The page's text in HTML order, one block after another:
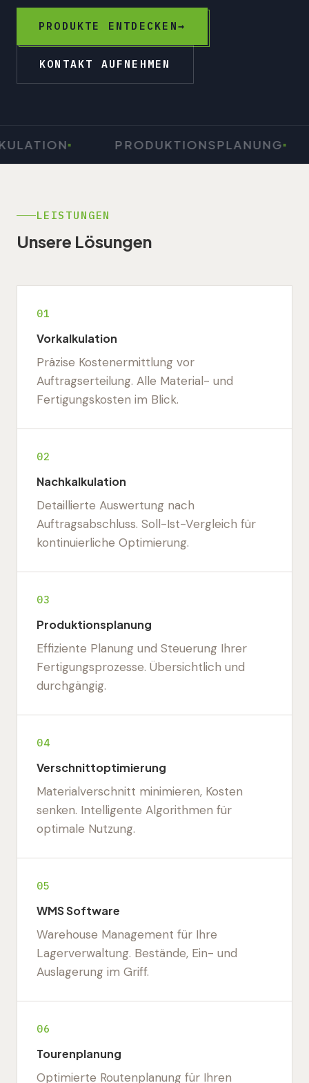
PRODUKTE ENTDECKEN→
KONTAKT AUFNEHMEN
PRODUKTIONSPLANUNG
LEISTUNGEN
Unsere Lösungen
01
Vorkalkulation
Präzise Kostenermittlung vor
Auftragserteilung. Alle Material- und
Fertigungskosten im Blick.
02
Nachkalkulation
Detaillierte Auswertung nach
Auftragsabschluss. Soll-Ist-Vergleich für
kontinuierliche Optimierung.
03
Produktionsplanung
Effiziente Planung und Steuerung Ihrer
Fertigungsprozesse. Übersichtlich und
durchgängig.
04
Verschnittoptimierung
Materialverschnitt minimieren, Kosten
senken. Intelligente Algorithmen für
optimale Nutzung.
05
WMS Software
Warehouse Management für Ihre
Lagerverwaltung. Bestände, Ein- und
Auslagerung im Griff.
06
Tourenplanung
Optimierte Routenplanung für Ihren